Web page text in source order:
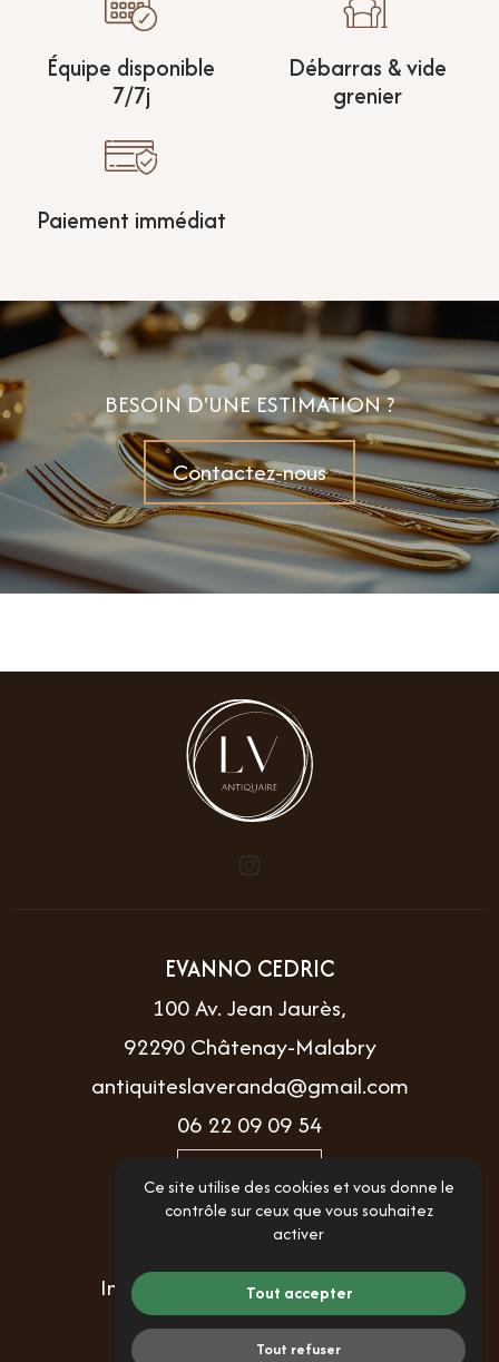
Équipe disponible
7/7j
Débarras & vide
grenier
Paiement immédiat
BESOIN D'UNE ESTIMATION ?
Contactez-nous
EVANNO CEDRIC
100 Av. Jean Jaurès,
92290 Châtenay-Malabry
antiquiteslaveranda@gmail.com
06 22 09 09 54
Itinéraire
LIENS UTILES
Informations complémentaires
Mentions légales
Ce site utilise des cookies et vous donne le
contrôle sur ceux que vous souhaitez
activer
Tout accepter
Tout refuser